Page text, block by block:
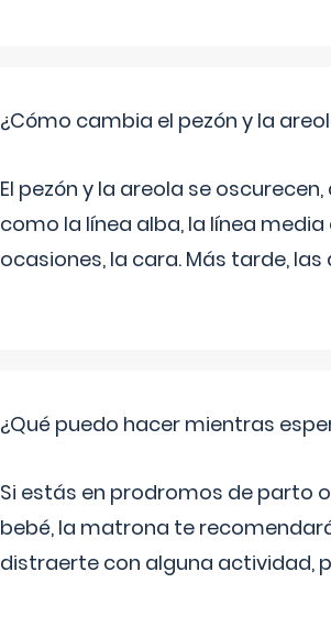
¿Cómo cambia el pezón y la
El pezón y la areola se
como la línea alba, la línea
ocasiones, la cara. Más tarde,
¿Qué puedo hacer mientras
Si estás en prodromos de parto
bebé, la matrona te
distraerte con alguna actividad,